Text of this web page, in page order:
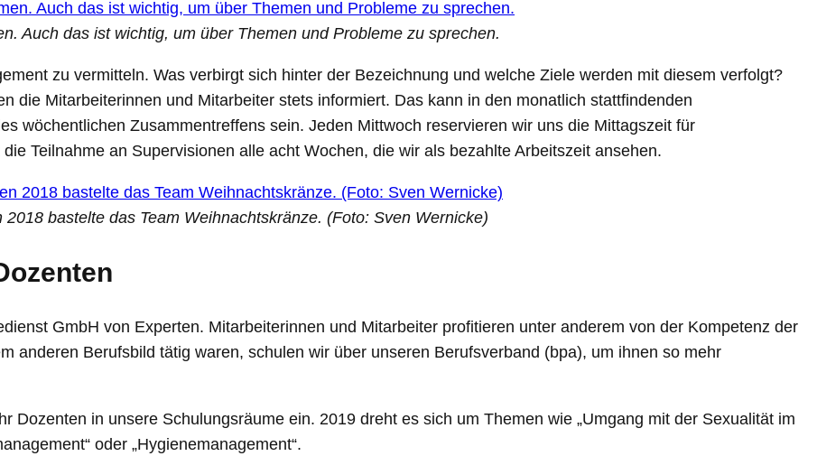
Auch das ist wichtig, um über Themen und Probleme zu sprechen.
zu vermitteln. Was verbirgt sich hinter der Bezeichnung und welche Ziele werden mit diesem verfolgt?
die Mitarbeiterinnen und Mitarbeiter stets informiert. Das kann in den monatlich stattfindenden
wöchentlichen Zusammentreffens sein. Jeden Mittwoch reservieren wir uns die Mittagszeit für
Teilnahme an Supervisionen alle acht Wochen, die wir als bezahlte Arbeitszeit ansehen.
bastelte das Team Weihnachtskränze. (Foto: Sven Wernicke)
GmbH von Experten. Mitarbeiterinnen und Mitarbeiter profitieren unter anderem von der Kompetenz der
anderen Berufsbild tätig waren, schulen wir über unseren Berufsverband (bpa), um ihnen so mehr
Dozenten in unsere Schulungsräume ein. 2019 dreht es sich um Themen wie „Umgang mit der Sexualität im
oder „Hygienemanagement“.